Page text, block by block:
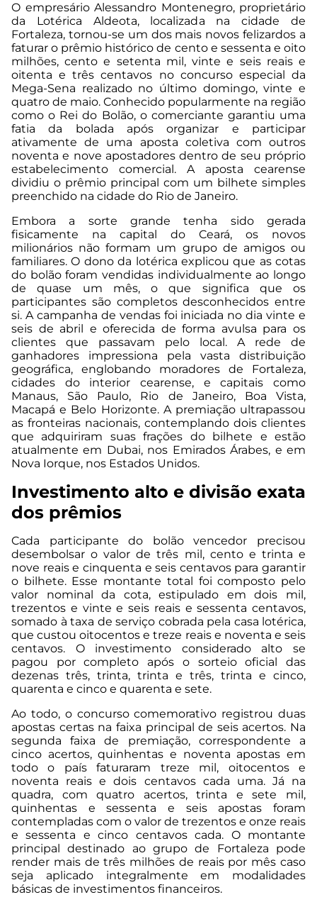
O empresário Alessandro Montenegro, proprietário
da Lotérica Aldeota, localizada na cidade de
Fortaleza, tornou-se um dos mais novos felizardos a
faturar o prêmio histórico de cento e sessenta e oito
milhões, cento e setenta mil, vinte e seis reais e
oitenta e três centavos no concurso especial da
Mega-Sena realizado no último domingo, vinte e
quatro de maio. Conhecido popularmente na região
como o Rei do Bolão, o comerciante garantiu uma
fatia da bolada após organizar e participar
ativamente de uma aposta coletiva com outros
noventa e nove apostadores dentro de seu próprio
estabelecimento comercial. A aposta cearense
dividiu o prêmio principal com um bilhete simples
preenchido na cidade do Rio de Janeiro.
Embora a sorte grande tenha sido gerada
fisicamente na capital do Ceará, os novos
milionários não formam um grupo de amigos ou
familiares. O dono da lotérica explicou que as cotas
do bolão foram vendidas individualmente ao longo
de quase um mês, o que significa que os
participantes são completos desconhecidos entre
si. A campanha de vendas foi iniciada no dia vinte e
seis de abril e oferecida de forma avulsa para os
clientes que passavam pelo local. A rede de
ganhadores impressiona pela vasta distribuição
geográfica, englobando moradores de Fortaleza,
cidades do interior cearense, e capitais como
Manaus, São Paulo, Rio de Janeiro, Boa Vista,
Macapá e Belo Horizonte. A premiação ultrapassou
as fronteiras nacionais, contemplando dois clientes
que adquiriram suas frações do bilhete e estão
atualmente em Dubai, nos Emirados Árabes, e em
Nova Iorque, nos Estados Unidos.
Investimento alto e divisão exata
dos prêmios
Cada participante do bolão vencedor precisou
desembolsar o valor de três mil, cento e trinta e
nove reais e cinquenta e seis centavos para garantir
o bilhete. Esse montante total foi composto pelo
valor nominal da cota, estipulado em dois mil,
trezentos e vinte e seis reais e sessenta centavos,
somado à taxa de serviço cobrada pela casa lotérica,
que custou oitocentos e treze reais e noventa e seis
centavos. O investimento considerado alto se
pagou por completo após o sorteio oficial das
dezenas três, trinta, trinta e três, trinta e cinco,
quarenta e cinco e quarenta e sete.
Ao todo, o concurso comemorativo registrou duas
apostas certas na faixa principal de seis acertos. Na
segunda faixa de premiação, correspondente a
cinco acertos, quinhentas e noventa apostas em
todo o país faturaram treze mil, oitocentos e
noventa reais e dois centavos cada uma. Já na
quadra, com quatro acertos, trinta e sete mil,
quinhentas e sessenta e seis apostas foram
contempladas com o valor de trezentos e onze reais
e sessenta e cinco centavos cada. O montante
principal destinado ao grupo de Fortaleza pode
render mais de três milhões de reais por mês caso
seja aplicado integralmente em modalidades
básicas de investimentos financeiros.